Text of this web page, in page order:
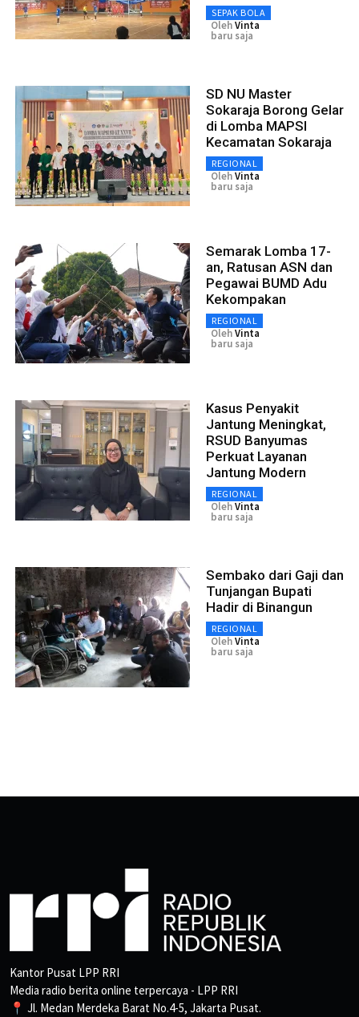
SEPAK BOLA
OlehVinta
baru saja
SD NU Master
Sokaraja Borong Gelar
di Lomba MAPSI
Kecamatan Sokaraja
REGIONAL
OlehVinta
baru saja
Semarak Lomba 17-
an, Ratusan ASN dan
Pegawai BUMD Adu
Kekompakan
REGIONAL
OlehVinta
baru saja
Kasus Penyakit
Jantung Meningkat,
RSUD Banyumas
Perkuat Layanan
Jantung Modern
REGIONAL
OlehVinta
baru saja
Sembako dari Gaji dan
Tunjangan Bupati
Hadir di Binangun
REGIONAL
OlehVinta
baru saja
Kantor Pusat LPP RRI
Media radio berita online terpercaya - LPP RRI
📍 Jl. Medan Merdeka Barat No.4-5, Jakarta Pusat.